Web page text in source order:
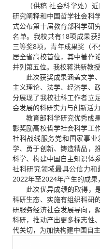
（供稿 社会科学处）
研究阐释和中国哲学社会科
式公布第十届教育部科学研
名单。我校共有18项成果获
三等奖8项，青年成果奖（不
居全省高校首位，其中著作
并列第五位。我校蒋洪新教
此次获奖成果涵盖文学
主义理论、法学、经济学、
分展现了我校社科工作者立
会发展的科研实力与创新活力
教育部科学研究优秀成
彰奖励高校哲学社会科学工
社科战线服务党和国家事
学、勇于创新、铸造精品，
科学、构建中国自主知识体
社科研究领域最具公信力
2022年至2024年产生的成果
此次优异成绩的取得，
科研生态、实施有组织科研
研服务经济社会发展导向，
科研，推动产出更多标志性
代关切，为加快构建中国自